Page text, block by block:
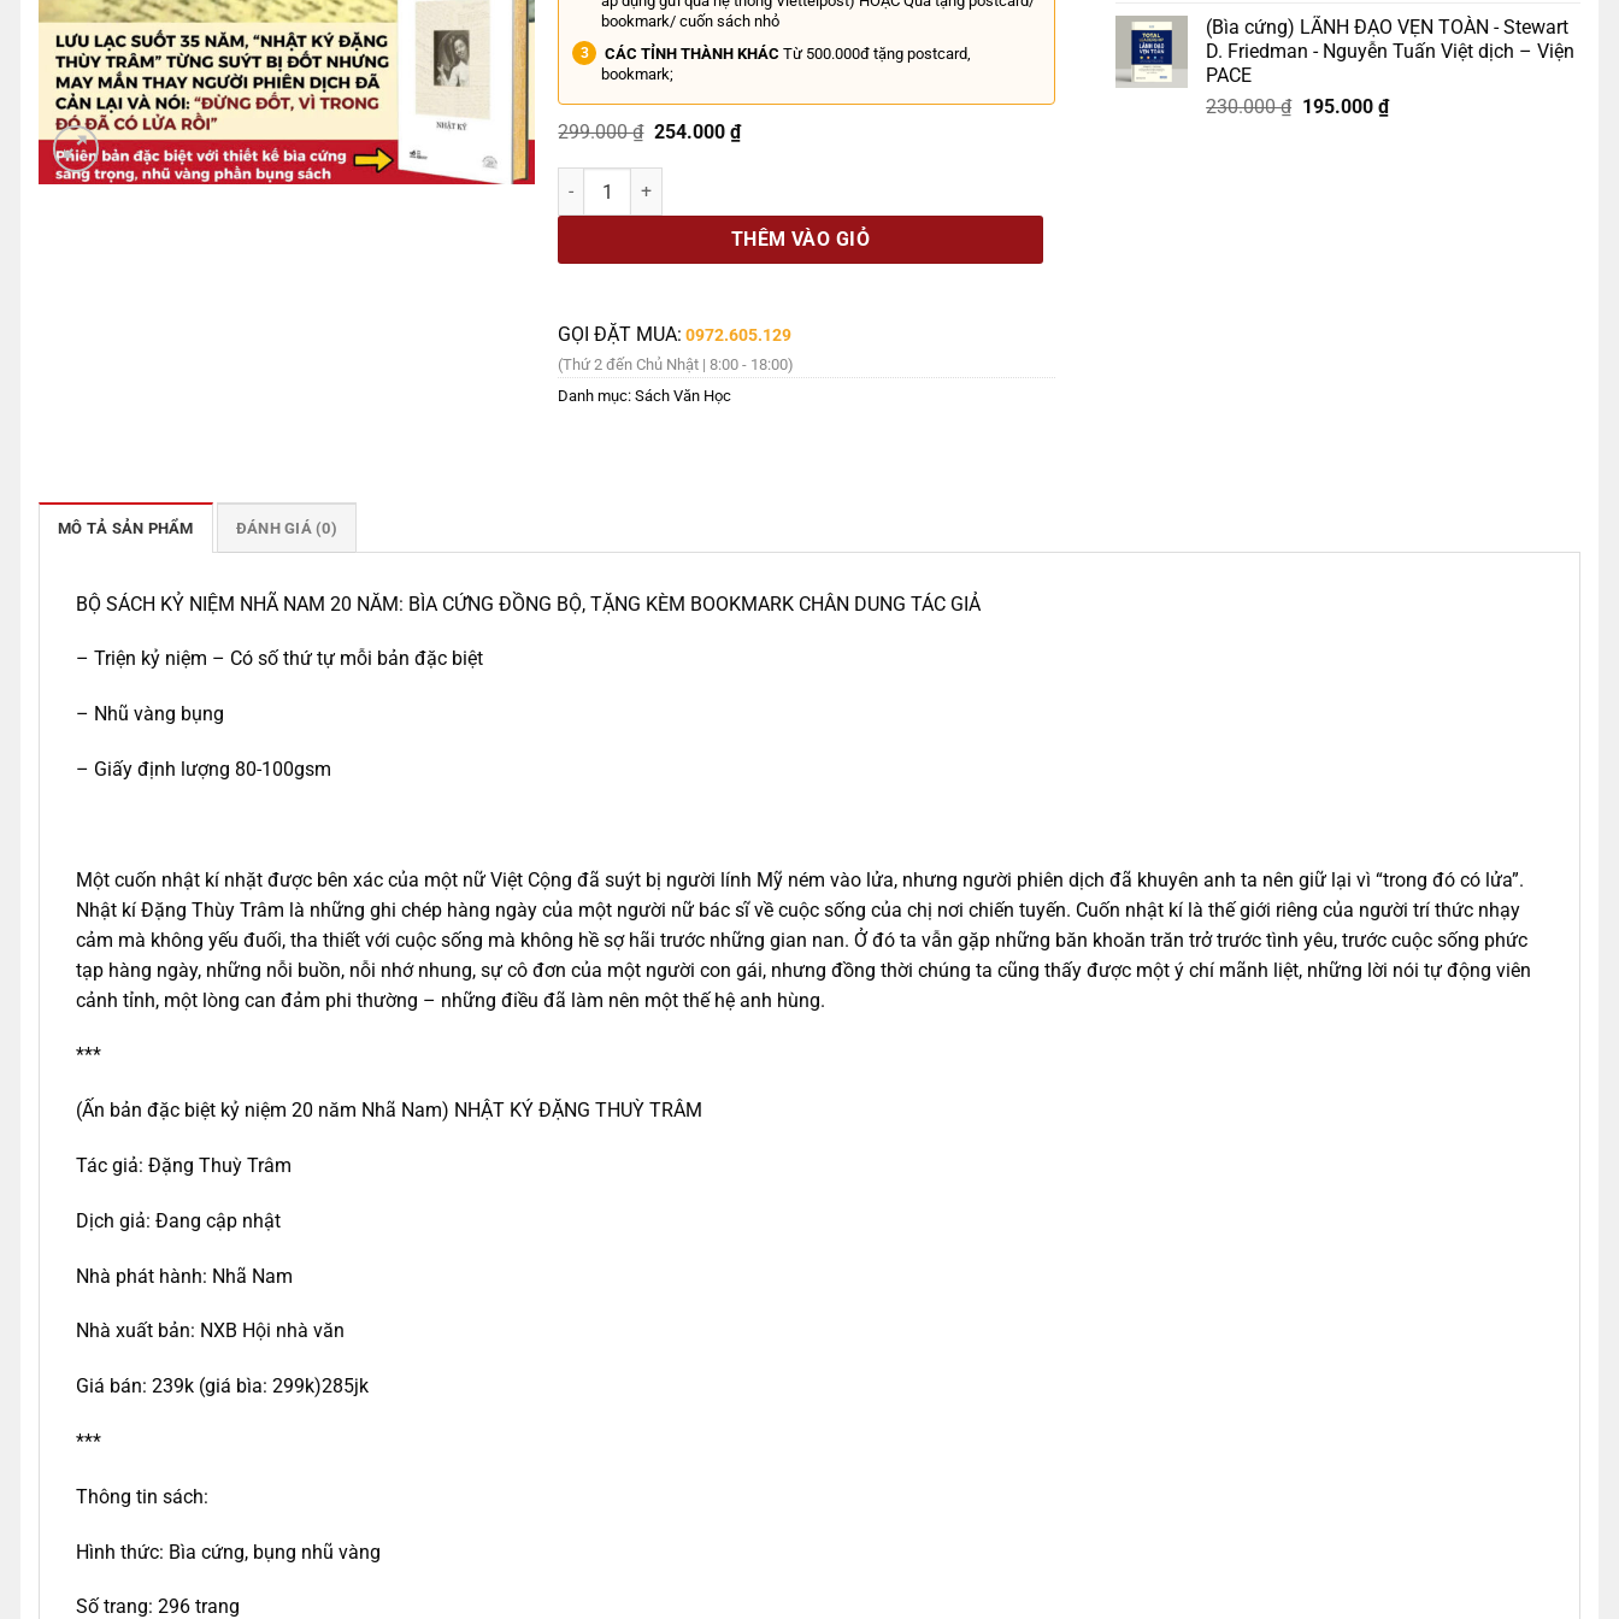
bookmark/ cuốn sách nhỏ
CÁC TỈNH THÀNH KHÁC Từ 500.000đ tặng postcard,
bookmark;
299.000₫ Giá
là:
254.000₫Giá
(Ấn bản đặc biệt kỷ niệm 20 năm Nhã Nam) Nhật Ký Đặng Thuỳ Trâm - Đặng Thuỳ Trâm – Nhã Nam số lượng
THÊM VÀO GIỎ
GỌI ĐẶT MUA: 0972.605.129
(Thứ 2 đến Chủ Nhật | 8:00 - 18:00)
Danh mục:Sách Văn Học
là:
218.000 ₫.
tại
là:
(Bìa cứng) LÃNH ĐẠO VẸN TOÀN - Stewart
D. Friedman - Nguyễn Tuấn Việt dịch – Viện
PACE
230.000₫ Giá
195.000 ₫Giá
MÔ TẢ SẢN PHẨM ĐÁNH GIÁ (0)
BỘ SÁCH KỶ NIỆM NHÃ NAM 20 NĂM: BÌA CỨNG ĐỒNG BỘ, TẶNG KÈM BOOKMARK CHÂN DUNG TÁC GIẢ
– Triện kỷ niệm – Có số thứ tự mỗi bản đặc biệt
– Nhũ vàng bụng
– Giấy định lượng 80-100gsm
Một cuốn nhật kí nhặt được bên xác của một nữ Việt Cộng đã suýt bị người lính Mỹ ném vào lửa, nhưng người phiên dịch đã khuyên anh ta nên giữ lại vì “trong đó có lửa”.
Nhật kí Đặng Thùy Trâm là những ghi chép hàng ngày của một người nữ bác sĩ về cuộc sống của chị nơi chiến tuyến. Cuốn nhật kí là thế giới riêng của người trí thức nhạy
cảm mà không yếu đuối, tha thiết với cuộc sống mà không hề sợ hãi trước những gian nan. Ở đó ta vẫn gặp những băn khoăn trăn trở trước tình yêu, trước cuộc sống phức
tạp hàng ngày, những nỗi buồn, nỗi nhớ nhung, sự cô đơn của một người con gái, nhưng đồng thời chúng ta cũng thấy được một ý chí mãnh liệt, những lời nói tự động viên
cảnh tỉnh, một lòng can đảm phi thường – những điều đã làm nên một thế hệ anh hùng.
***
(Ấn bản đặc biệt kỷ niệm 20 năm Nhã Nam) NHẬT KÝ ĐẶNG THUỲ TRÂM
Tác giả: Đặng Thuỳ Trâm
Dịch giả: Đang cập nhật
Nhà phát hành: Nhã Nam
Nhà xuất bản: NXB Hội nhà văn
Giá bán: 239k (giá bìa: 299k)285jk
***
Thông tin sách:
Hình thức: Bìa cứng, bụng nhũ vàng
Số trang: 296 trang